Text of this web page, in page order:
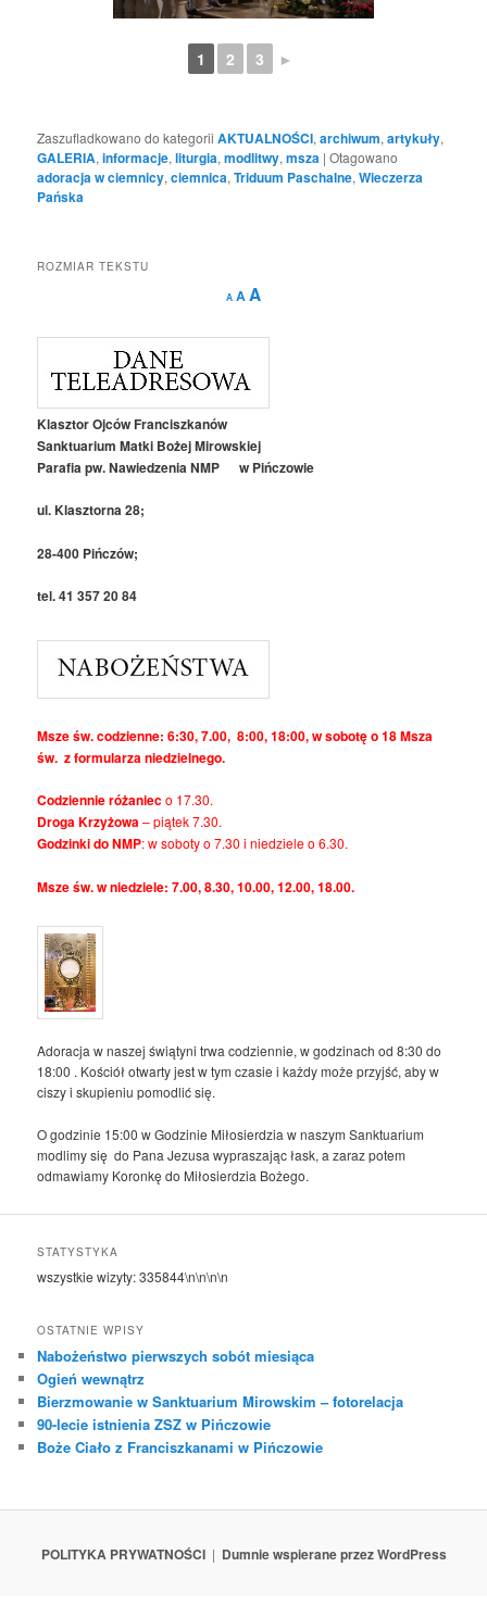
1 2 3 ►
Zaszufladkowano do kategorii AKTUALNOŚCI,archiwum,artykuły,
GALERIA,informacje,liturgia,modlitwy,msza |Otagowano
adoracja w ciemnicy,ciemnica,Triduum Paschalne,Wieczerza
Pańska
ROZMIAR TEKSTU
A
Decrease
font
A Reset
AIncrease
Klasztor Ojców Franciszkanów
Sanktuarium Matki Bożej Mirowskiej
Parafia pw. Nawiedzenia NMP w Pińczowie
ul. Klasztorna 28;
28-400 Pińczów;
tel. 41 357 20 84
Msze św. codzienne: 6:30, 7.00, 8:00, 18:00, w sobotę o 18 Msza
św. z formularza niedzielnego.
Codziennie różanieco 17.30.
Droga Krzyżowa– piątek 7.30.
Godzinki do NMP: w soboty o 7.30 i niedziele o 6.30.
Msze św. w niedziele: 7.00, 8.30, 10.00, 12.00, 18.00.
Adoracja w naszej świątyni trwa codziennie, w godzinach od 8:30 do
18:00 . Kościół otwarty jest w tym czasie i każdy może przyjść, aby w
ciszy i skupieniu pomodlić się.
O godzinie 15:00 w Godzinie Miłosierdzia w naszym Sanktuarium
modlimy się do Pana Jezusa wypraszając łask, a zaraz potem
odmawiamy Koronkę do Miłosierdzia Bożego.
STATYSTYKA
wszystkie wizyty:335844\n\n\n\n
OSTATNIE WPISY
Nabożeństwo pierwszych sobót miesiąca
Ogień wewnątrz
Bierzmowanie w Sanktuarium Mirowskim – fotorelacja
90-lecie istnienia ZSZ w Pińczowie
Boże Ciało z Franciszkanami w Pińczowie
POLITYKA PRYWATNOŚCI Dumnie wspierane przez WordPress